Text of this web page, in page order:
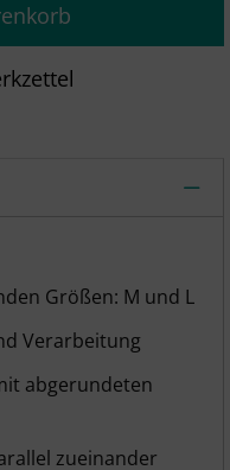
2er Set
Größen: M und L
Verarbeitung
abgerundeten
zueinander